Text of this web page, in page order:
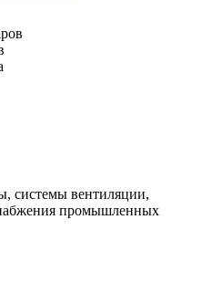
системы вентиляции,
промышленных